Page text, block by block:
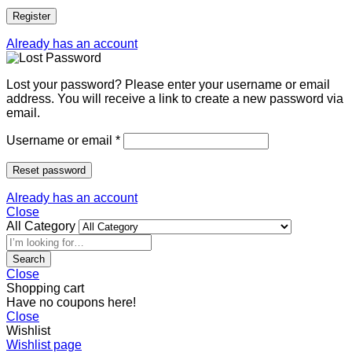
Register
Already has an account
Lost your password? Please enter your username or email
address. You will receive a link to create a new password via
email.
Username or email *
Reset password
Already has an account
Close
All Category
Search
Close
Shopping cart
Have no coupons here!
Close
Wishlist
Wishlist page